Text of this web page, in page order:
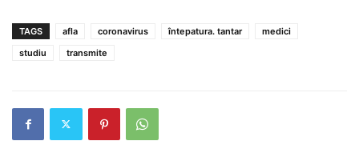
TAGS afla coronavirus întepatura. tantar
medici
studiu
transmite